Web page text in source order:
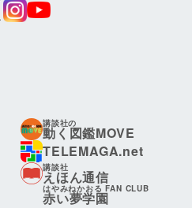
講談社の
動く図鑑MOVE
TELEMAGA.net
講談社
えほん通信
はやみねかおる FAN CLUB
赤い夢学園